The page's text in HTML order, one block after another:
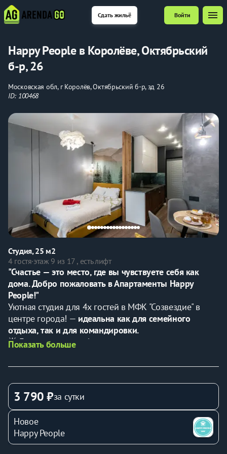
Сдать жильё Войти menu
Happy People в Королёве, Октябрьский
б-р, 26
Московская обл, г Королёв, Октябрьский б-р, зд 26
ID: 100468
Студия, 25 м2
4 гостя·этаж 9 из 17 , есть лифт
"Счастье — это место, где вы чувствуете себя как
дома. Добро пожаловать в Апартаменты Happy
People!"
Уютная студия для 4х гостей в МФК "Созвездие" в
центре города! — идеальна как для семейного
отдыха, так и для командировки.
🌟 Гарантируем комфортное проживание и чистоту.
документы.
✅
KОМФОРТА:
- Двуcпальная кровать застелена постельным бельем
и раскладной диван.
- Двa кoмплекта полотeнeц для кaждогo гостя
(банное, для рук и лица).
Показать больше
3 790 ₽за сутки
Новое
Happy People